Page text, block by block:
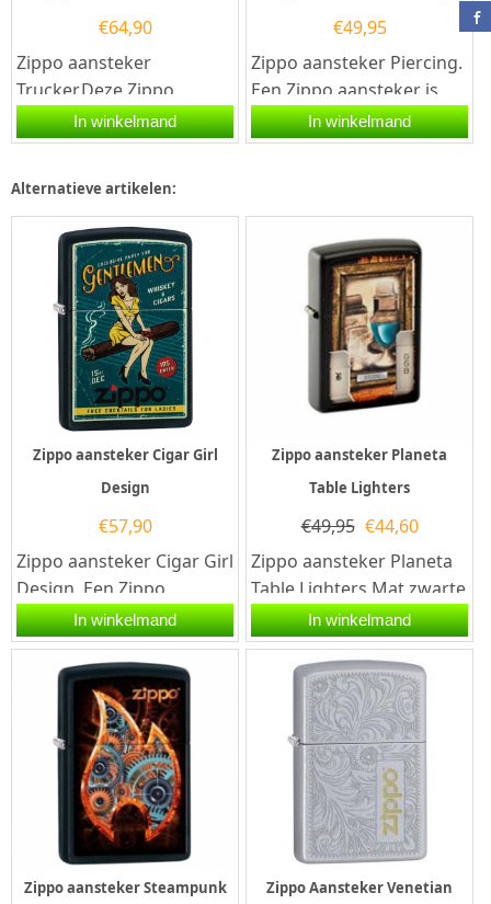
€64,90
Zippo aansteker
Trucker.Deze Zippo
aansteker heeft een
street chrome afwerking
In winkelmand
€49,95
Zippo aansteker Piercing.
Een Zippo aansteker is
een kwalitatief
goede aansteker met de...
In winkelmand
Alternatieve artikelen:
Zippo aansteker Cigar Girl
Design
€57,90
Zippo aansteker Cigar Girl
Design. Een Zippo
aansteker is een
kwalitatief...
In winkelmand
Zippo aansteker Planeta
Table Lighters
€49,95 €44,60
Zippo aansteker Planeta
Table Lighters Mat zwarte
Zippo aansteker met aan
de voorzijde een...
In winkelmand
Zippo aansteker Steampunk
Zippo Aansteker Venetian